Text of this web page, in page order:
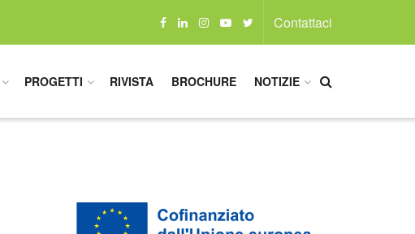
Contattaci
PROGETTI RIVISTA BROCHURE NOTIZIE